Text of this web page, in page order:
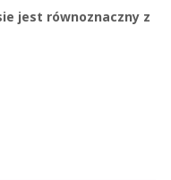
jest równoznaczny z